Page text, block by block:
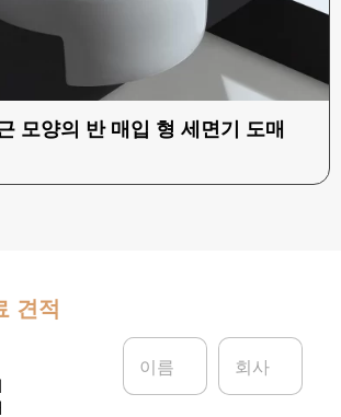
모양의 반 매입 형 세면기 도매
견적
이
*
회